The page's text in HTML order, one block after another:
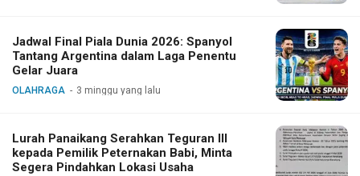
Jadwal Final Piala Dunia 2026: Spanyol
Tantang Argentina dalam Laga Penentu
Gelar Juara
OLAHRAGA 3 minggu yang lalu
Lurah Panaikang Serahkan Teguran III
kepada Pemilik Peternakan Babi, Minta
Segera Pindahkan Lokasi Usaha